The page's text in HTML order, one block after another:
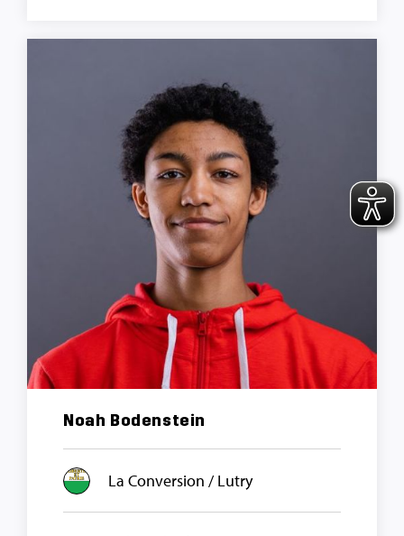
Noah Bodenstein
La Conversion / Lutry